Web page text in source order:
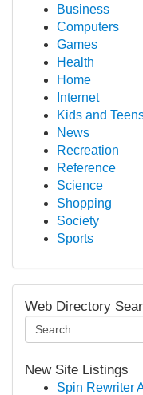
Business
Computers
Games
Health
Home
Internet
Kids and
News
Recreation
Reference
Science
Shopping
Society
Sports
Web Directory
New Site Listings
Spin Rewriter